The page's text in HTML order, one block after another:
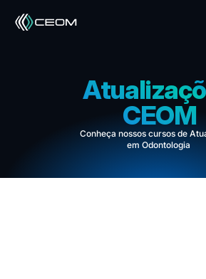
CEOM
Conheça nossos cursos de
em Odontologia